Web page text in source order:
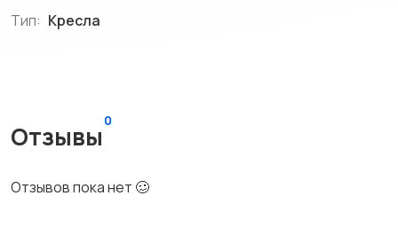
Тип: Кресла
Отзывы
0
Отзывов пока нет 🥴